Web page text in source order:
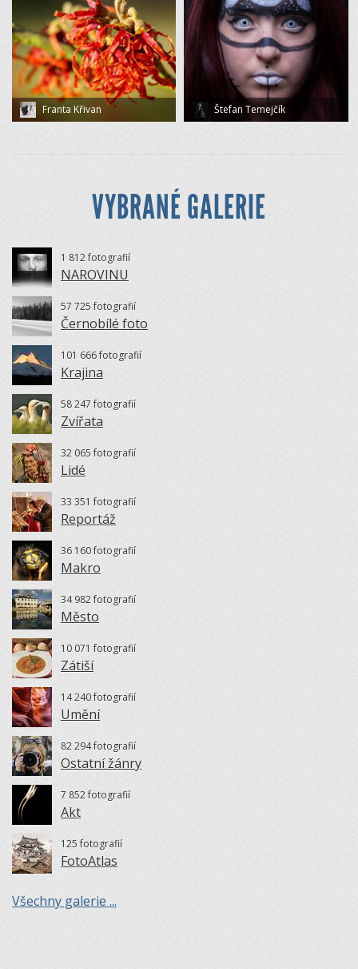
Franta Křivan Štefan Temejčík
VYBRANÉ GALERIE
1 812 fotografií
NAROVINU
57 725 fotografií
Černobílé foto
101 666 fotografií
Krajina
58 247 fotografií
Zvířata
32 065 fotografií
Lidé
33 351 fotografií
Reportáž
36 160 fotografií
Makro
34 982 fotografií
Město
10 071 fotografií
Zátiší
14 240 fotografií
Umění
82 294 fotografií
Ostatní žánry
7 852 fotografií
Akt
125 fotografií
FotoAtlas
Všechny galerie ...